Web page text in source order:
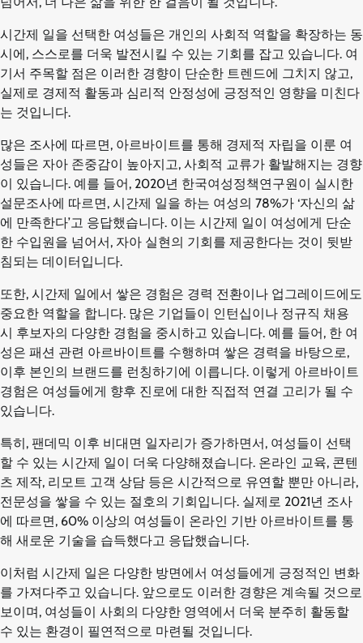
시간제 일을 선택한 여성들은 개인의 사회적 역할을 확장하는 동
시에, 스스로를 더욱 발전시킬 수 있는 기회를 잡고 있습니다. 여
기서 주목할 점은 이러한 경향이 단순한 트렌드에 그치지 않고,
실제로 경제적 활동과 심리적 안정성에 긍정적인 영향을 미친다
는 것입니다.
많은 조사에 따르면, 아르바이트를 통해 경제적 자립을 이룬 여
성들은 자아 존중감이 높아지고, 사회적 교류가 활발해지는 경향
이 있습니다. 예를 들어, 2020년 한국여성정책연구원이 실시한
설문조사에 따르면, 시간제 일을 하는 여성의 78%가 ‘자신의 삶
에 만족한다’고 응답했습니다. 이는 시간제 일이 여성에게 단순
한 수입원을 넘어서, 자아 실현의 기회를 제공한다는 것이 뒷받
침되는 데이터입니다.
또한, 시간제 일에서 쌓은 경험은 경력 전환이나 업그레이드에도
중요한 역할을 합니다. 많은 기업들이 인턴십이나 정규직 채용
시 후보자의 다양한 경험을 중시하고 있습니다. 예를 들어, 한 여
성은 패션 관련 아르바이트를 수행하며 쌓은 경력을 바탕으로,
이후 본인의 브랜드를 런칭하기에 이릅니다. 이렇게 아르바이트
경험은 여성들에게 향후 진로에 대한 직접적 연결 고리가 될 수
있습니다.
특히, 팬데믹 이후 비대면 일자리가 증가하면서, 여성들이 선택
할 수 있는 시간제 일이 더욱 다양해졌습니다. 온라인 교육, 콘텐
츠 제작, 리모트 고객 상담 등은 시간적으로 유연할 뿐만 아니라,
전문성을 쌓을 수 있는 절호의 기회입니다. 실제로 2021년 조사
에 따르면, 60% 이상의 여성들이 온라인 기반 아르바이트를 통
해 새로운 기술을 습득했다고 응답했습니다.
이처럼 시간제 일은 다양한 방면에서 여성들에게 긍정적인 변화
를 가져다주고 있습니다. 앞으로도 이러한 경향은 계속될 것으로
보이며, 여성들이 사회의 다양한 영역에서 더욱 분주히 활동할
수 있는 환경이 필연적으로 마련될 것입니다.